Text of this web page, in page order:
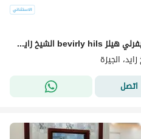
شقة مفروشة للايجار في كومبوند بيفرلي هيلز bevirly hils الشيخ زايد elsheikh zayed
الجيزة
اتصل